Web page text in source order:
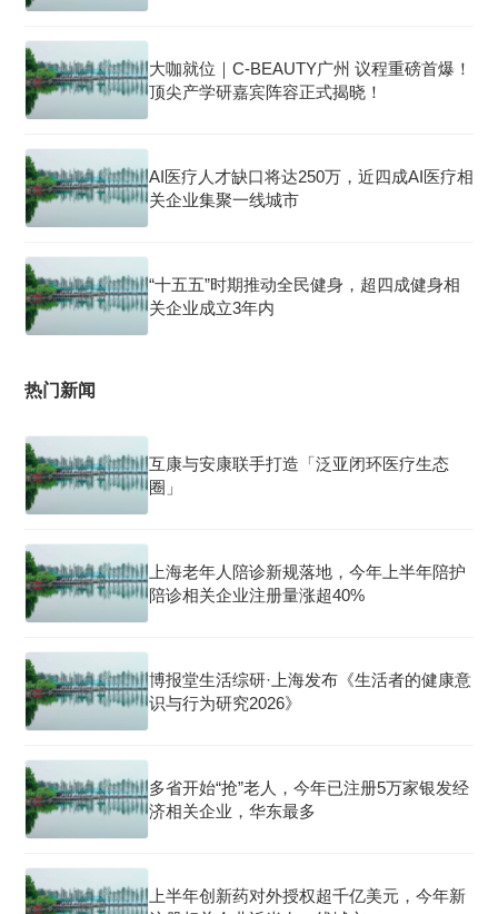
大咖就位｜C-BEAUTY广州 议程重磅首爆！
顶尖产学研嘉宾阵容正式揭晓！
AI医疗人才缺口将达250万，近四成AI医疗相
关企业集聚一线城市
“十五五”时期推动全民健身，超四成健身相
关企业成立3年内
热门新闻
互康与安康联手打造「泛亚闭环医疗生态
圈」
上海老年人陪诊新规落地，今年上半年陪护
陪诊相关企业注册量涨超40%
博报堂生活综研·上海发布《生活者的健康意
识与行为研究2026》
多省开始“抢”老人，今年已注册5万家银发经
济相关企业，华东最多
上半年创新药对外授权超千亿美元，今年新